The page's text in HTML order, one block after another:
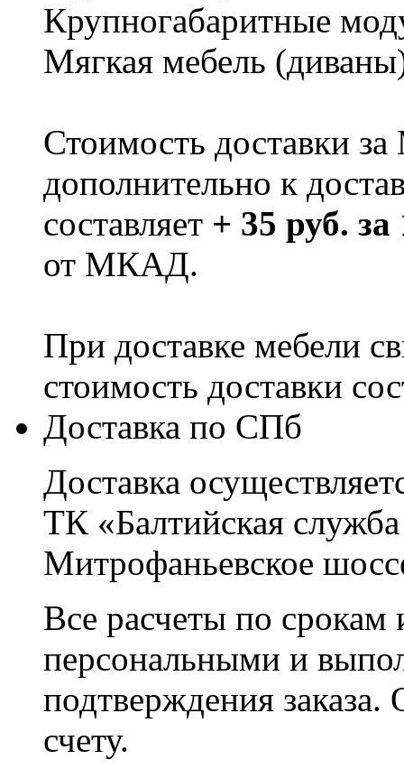
Крупногабаритные
Мягкая мебель
Стоимость доставки
дополнительно к
составляет + 35 руб.
от МКАД.
При доставке мебели
стоимость доставки
Доставка по СПб
Доставка
ТК «Балтийская
Митрофаньевское
Все расчеты по срокам
персональными и
подтверждения заказа.
счету.